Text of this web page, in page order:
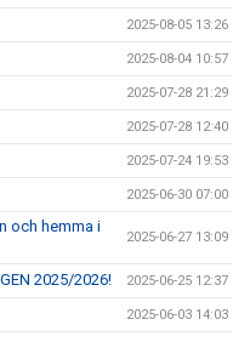
2025-08-05 13:26
2025-08-04 10:57
2025-07-28 21:29
2025-07-28 12:40
2025-07-24 19:53
2025-06-30 07:00
och hemma i
2025-06-27 13:09
2025/2026! 2025-06-25 12:37
2025-06-03 14:03